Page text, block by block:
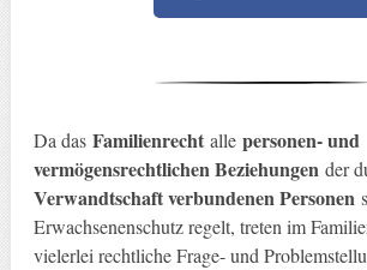
Da das Familienrechtallepersonen- und
vermögensrechtlichen Beziehungender
Verwandtschaft verbundenen Personen
Erwachsenenschutz regelt, treten im
vielerlei rechtliche Frage- und